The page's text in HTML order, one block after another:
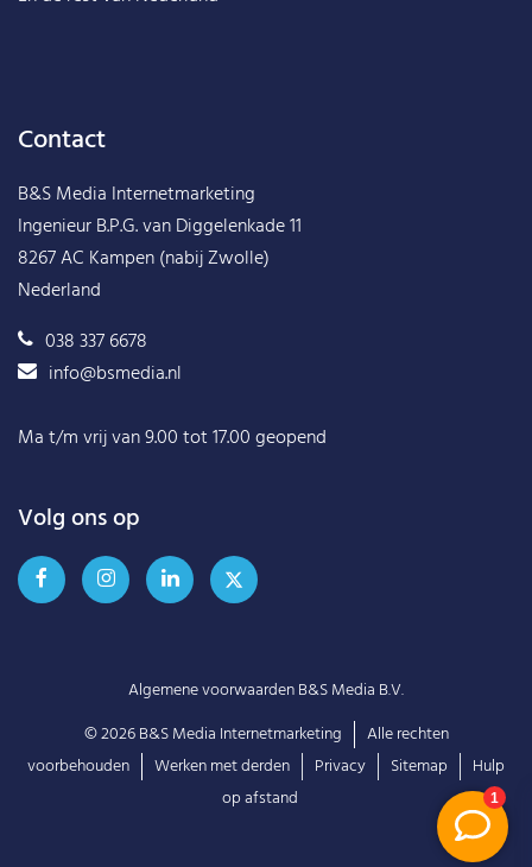
Contact
B&S Media Internetmarketing
Ingenieur B.P.G. van Diggelenkade 11
8267 AC Kampen (nabij Zwolle)
Nederland
038 337 6678
info@bsmedia.nl
Ma t/m vrij van 9.00 tot 17.00 geopend
Volg ons op
Algemene voorwaarden B&S Media B.V.
© 2026B&S Media Internetmarketing
Alle rechten
voorbehouden
Werken met derden Privacy Sitemap
Hulp
op afstand